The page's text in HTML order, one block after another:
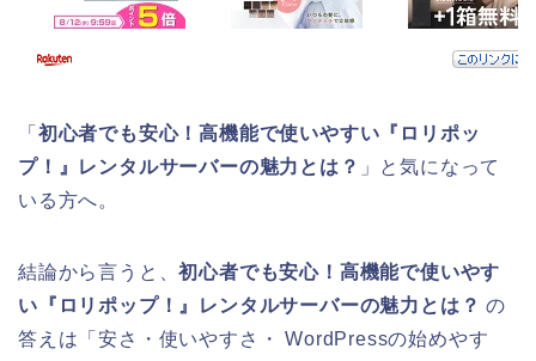
「 初心者でも安心！高機能で使いやすい『ロリポッ
プ！』レンタルサーバーの魅力とは？ 」と気になって
いる方へ。
結論から言うと、初心者でも安心！高機能で使いやす
い『ロリポップ！』レンタルサーバーの魅力とは？ の
答えは「安さ・使いやすさ・ WordPressの始めやす